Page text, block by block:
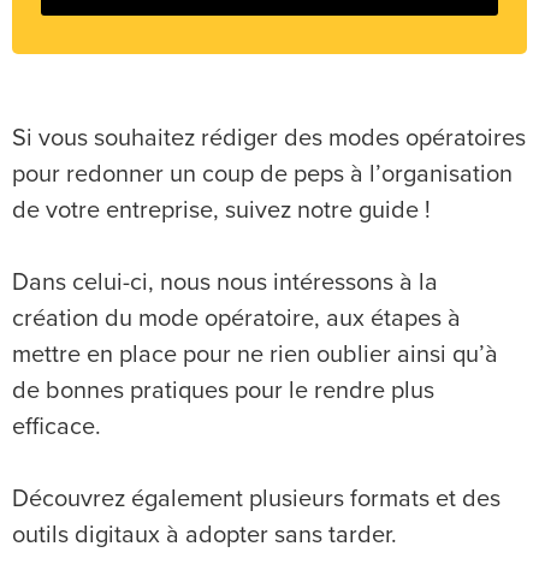
Si vous souhaitez rédiger des modes opératoires
pour redonner un coup de peps à l’organisation
de votre entreprise, suivez notre guide !
Dans celui-ci, nous nous intéressons à la
création du mode opératoire, aux étapes à
mettre en place pour ne rien oublier ainsi qu’à
de bonnes pratiques pour le rendre plus
efficace.
Découvrez également plusieurs formats et des
outils digitaux à adopter sans tarder.